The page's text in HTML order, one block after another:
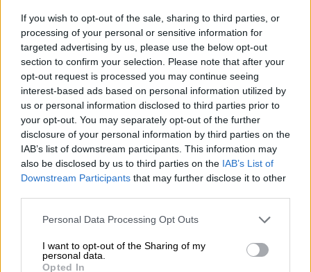
If you wish to opt-out of the sale, sharing to third parties, or
processing of your personal or sensitive information for
targeted advertising by us, please use the below opt-out
section to confirm your selection. Please note that after your
opt-out request is processed you may continue seeing
interest-based ads based on personal information utilized by
us or personal information disclosed to third parties prior to
your opt-out. You may separately opt-out of the further
disclosure of your personal information by third parties on the
IAB’s list of downstream participants. This information may
also be disclosed by us to third parties on the IAB’s List of
Downstream Participants that may further disclose it to other
Please note that this website/app uses one or more Google
not limited to your visit or usage behaviour. You may click to
grant or deny consent to Google and its third-party tags to
Personal Data Processing Opt Outs
I want to opt-out of the Sharing of my
personal data.
Opted In
εξελίξεις.
Δεν έχει ξεκαθαριστεί τοπεριεχόμενότους,
υπό ποιο νομοθετικό πλαίσιο
χαρακτηρίσθηκαν απόρρητες και δεν είναι
γνωστό το εάν υπήρξε απευθείας ανάθεση
στην KRIKELΜΟΝΟΠΡΟΣΩΠΗ ΙΚΕ ή όχι.
Το μόνο που είναι για τις συμβάσεις αυτές
προέρχεται από δηλώσεις που έχει κάνει ο
δήλωσε: «Εγώ ασχολούμαι με έξι συμβάσεις
με την ΕΛ.ΑΣ. για ψηφιακά συστήματα και
ένα σύστημα για αναδρομολόγηση